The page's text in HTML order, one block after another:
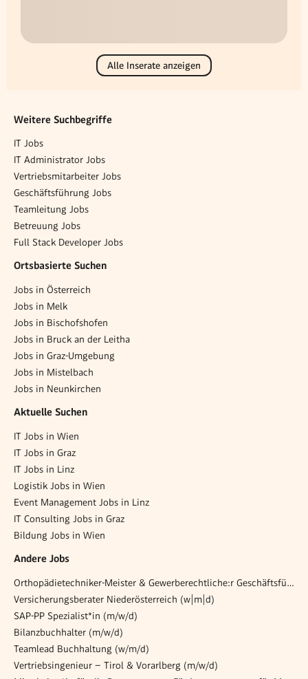
Alle Inserate anzeigen
Weitere Suchbegriffe
IT Jobs
IT Administrator Jobs
Vertriebsmitarbeiter Jobs
Geschäftsführung Jobs
Teamleitung Jobs
Betreuung Jobs
Full Stack Developer Jobs
Ortsbasierte Suchen
Jobs in Österreich
Jobs in Melk
Jobs in Bischofshofen
Jobs in Bruck an der Leitha
Jobs in Graz-Umgebung
Jobs in Mistelbach
Jobs in Neunkirchen
Aktuelle Suchen
IT Jobs in Wien
IT Jobs in Graz
IT Jobs in Linz
Logistik Jobs in Wien
Event Management Jobs in Linz
IT Consulting Jobs in Graz
Bildung Jobs in Wien
Andere Jobs
Orthopädietechniker-Meister & Gewerberechtliche:r Geschäftsführer:in (w/m/d)
Versicherungsberater Niederösterreich (w|m|d)
SAP-PP Spezialist*in (m/w/d)
Bilanzbuchhalter (m/w/d)
Teamlead Buchhaltung (w/m/d)
Vertriebsingenieur – Tirol & Vorarlberg (m/w/d)